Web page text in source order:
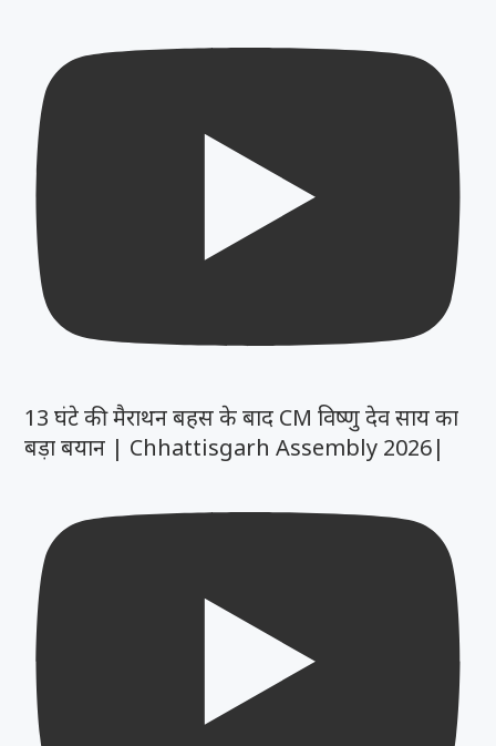
13 घंटे की मैराथन बहस के बाद CM विष्णु देव साय का
बड़ा बयान | Chhattisgarh Assembly 2026|